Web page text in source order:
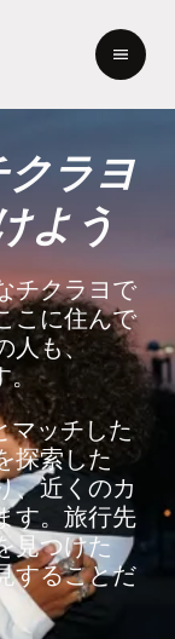
ラヨ
よう
チクラヨで
こに住んで
人も、
マッチした
探索した
、近くのカ
す。旅行先
見つけた
することだ